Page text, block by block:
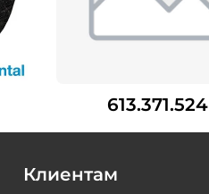
613.371.524
Клиентам